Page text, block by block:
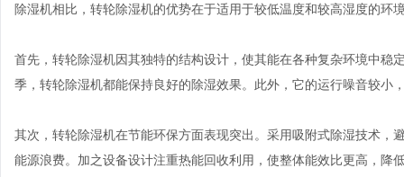
除湿机相比，转轮除湿机的优势在于适用于较低温度和较高湿度的环
首先，转轮除湿机因其独特的结构设计，使其能在各种复杂环境中稳
季，转轮除湿机都能保持良好的除湿效果。此外，它的运行噪音较小
其次，转轮除湿机在节能环保方面表现突出。采用吸附式除湿技术，
能源浪费。加之设备设计注重热能回收利用，使整体能效比更高，降